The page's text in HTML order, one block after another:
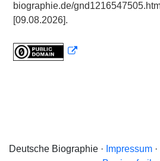
biographie.de/
[09.08.2026].
Deutsche Biographie · Impressum·